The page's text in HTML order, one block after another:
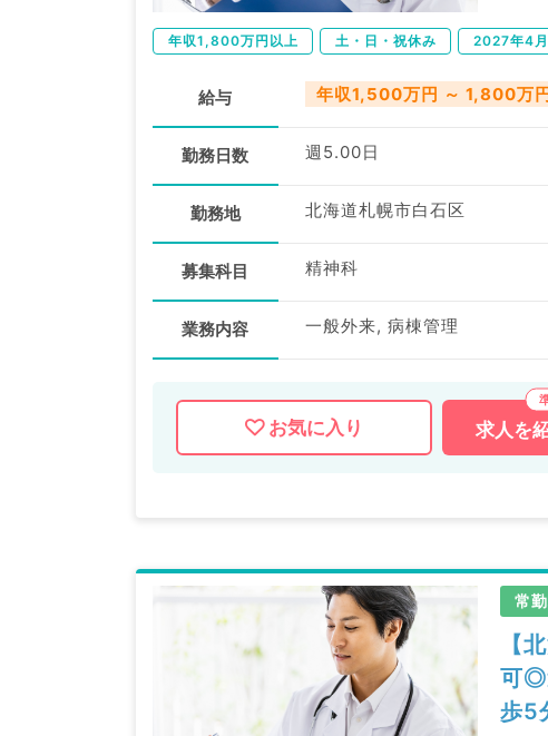
年収1,800万円以上 土・日・祝休み 2027年4
給与 年収1,500万円 ～ 1,800万
勤務日数 週5.00日
勤務地 北海道札幌市白石区
募集科目 精神科
業務内容 一般外来, 病棟管理
お気に入り 求人を
常
【
可◎
歩5